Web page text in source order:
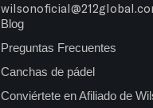
Blog
Preguntas Frecuentes
Canchas de pádel
Conviértete en Afiliado de